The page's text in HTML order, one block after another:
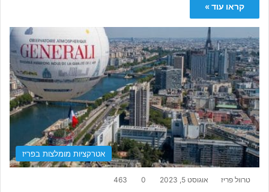
קראו עוד »
אטרקציות מומלצות בפריז
טרוול פריז אוגוסט 5, 2023 0
463